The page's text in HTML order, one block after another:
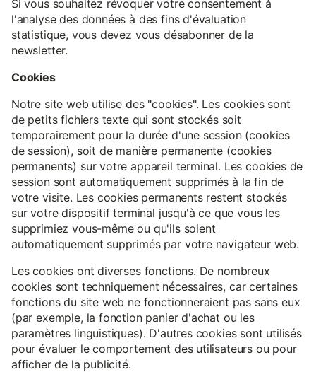
Si vous souhaitez révoquer votre consentement à
l'analyse des données à des fins d'évaluation
statistique, vous devez vous désabonner de la
newsletter.
Cookies
Notre site web utilise des "cookies". Les cookies sont
de petits fichiers texte qui sont stockés soit
temporairement pour la durée d'une session (cookies
de session), soit de manière permanente (cookies
permanents) sur votre appareil terminal. Les cookies de
session sont automatiquement supprimés à la fin de
votre visite. Les cookies permanents restent stockés
sur votre dispositif terminal jusqu'à ce que vous les
supprimiez vous-même ou qu'ils soient
automatiquement supprimés par votre navigateur web.
Les cookies ont diverses fonctions. De nombreux
cookies sont techniquement nécessaires, car certaines
fonctions du site web ne fonctionneraient pas sans eux
(par exemple, la fonction panier d'achat ou les
paramètres linguistiques). D'autres cookies sont utilisés
pour évaluer le comportement des utilisateurs ou pour
afficher de la publicité.